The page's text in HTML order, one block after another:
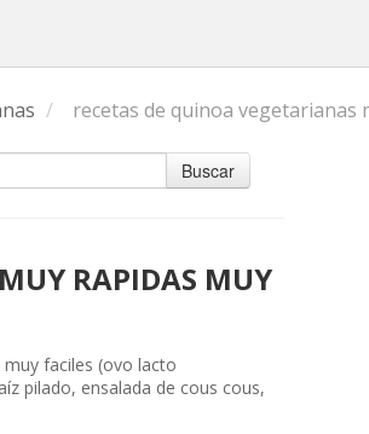
/ recetas de quinoa vegetarianas
Buscar
RAPIDAS MUY
faciles (ovo lacto
pilado, ensalada de cous cous,